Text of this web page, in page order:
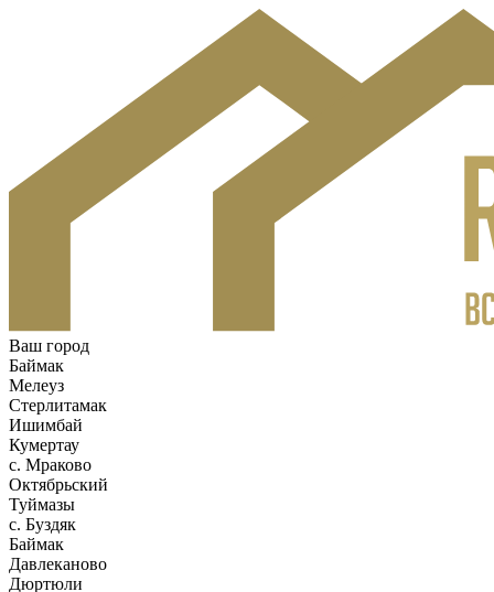
Ваш город
Баймак
Мелеуз
Стерлитамак
Ишимбай
Кумертау
c. Мраково
Октябрьский
Туймазы
c. Буздяк
Баймак
Давлеканово
Дюртюли